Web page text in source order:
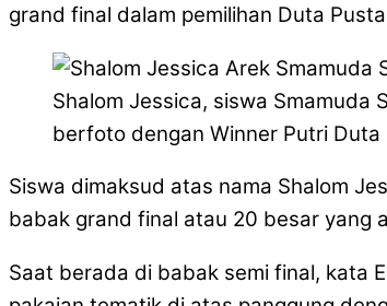
grand final dalam pemilihan Duta
Shalom Jessica, siswa Smamuda
berfoto dengan Winner Putri
Siswa dimaksud atas nama Shalom
babak grand final atau 20 besar yang
Saat berada di babak semi final, kata